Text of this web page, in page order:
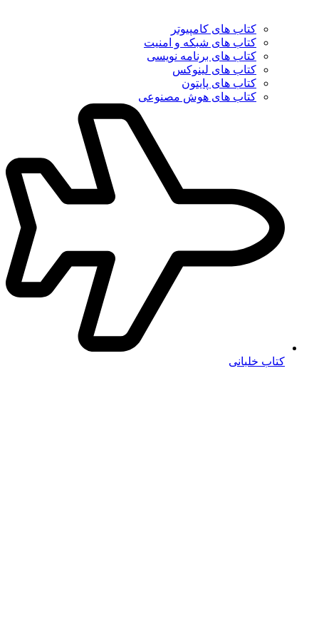
کتاب های کامپیوتر
کتاب های شبکه و امنیت
کتاب های برنامه نویسی
کتاب های لینوکس
کتاب های پایتون
کتاب های هوش مصنوعی
کتاب خلبانی